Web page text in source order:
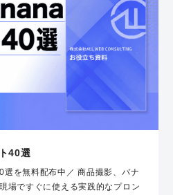
40選
選を無料配布中／ 商品撮影、バナ
場ですぐに使える実践的なプロン